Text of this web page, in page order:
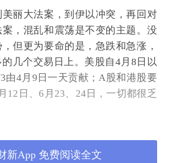
丽大法案，到伊以冲突，再回对
，混乱和震荡是不变的主题。没
但更为要命的是，急跌和急涨，
几个交易日上。美股自4月8日以
由4月9日一天贡献；A股和港股要
12日、6月23、24日，一切都很乏
新App 免费阅读全文